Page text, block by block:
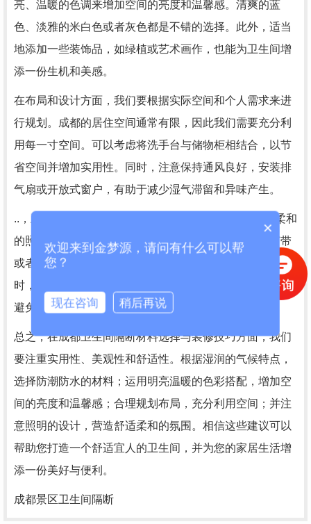
亮、温暖的色调来增加空间的亮度和温馨感。清爽的蓝
色、淡雅的米白色或者灰色都是不错的选择。此外，适当
地添加一些装饰品，如绿植或艺术画作，也能为卫生间增
添一份生机和美感。
在布局和设计方面，我们要根据实际空间和个人需求来进
行规划。成都的居住空间通常有限，因此我们需要充分利
用每一寸空间。可以考虑将洗手台与储物柜相结合，以节
省空间并增加实用性。同时，注意保持通风良好，安装排
气扇或开放式窗户，有助于减少湿气滞留和异味产生。
..，卫生间的照明也是一个重要的考虑因素。选择明亮柔和
的照明方式，可以让卫生间更加温馨舒适。利用LED灯带
或者壁灯等照明装饰品，营造出柔和而宜人的氛围。同
时，合理安排照明位置，..整个空间都能得到均匀的照明，
避免阴暗角落的存在。
总之，在成都卫生间隔断材料选择与装修技巧方面，我们
要注重实用性、美观性和舒适性。根据湿润的气候特点，
选择防潮防水的材料；运用明亮温暖的色彩搭配，增加空
间的亮度和温馨感；合理规划布局，充分利用空间；并注
意照明的设计，营造舒适柔和的氛围。相信这些建议可以
帮助您打造一个舒适宜人的卫生间，并为您的家居生活增
添一份美好与便利。
成都景区卫生间隔断
×
欢迎来到金梦源，请问有什么可以帮
您？
现在咨询 稍后再说